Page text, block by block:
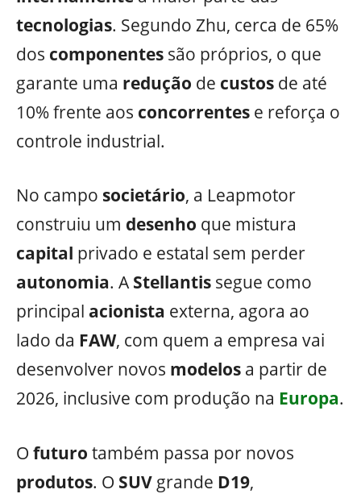
tecnologias. Segundo Zhu, cerca de 65%
dos componentes são próprios, o que
garante uma redução de custos de até
10% frente aos concorrentes e reforça o
controle industrial.
No campo societário, a Leapmotor
construiu um desenho que mistura
capital privado e estatal sem perder
autonomia. AStellantis segue como
principal acionista externa, agora ao
lado da FAW, com quem a empresa vai
desenvolver novos modelos a partir de
2026, inclusive com produção na Europa.
O futuro também passa por novos
produtos. O SUV grande D19,